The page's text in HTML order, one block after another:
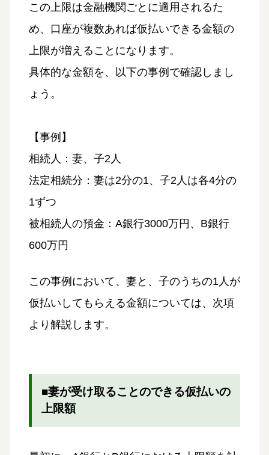
この上限は金融機関ごとに適用されるた
め、口座が複数あれば仮払いできる金額の
上限が増えることになります。
具体的な金額を、以下の事例で確認しまし
ょう。
【事例】
相続人：妻、子2人
法定相続分：妻は2分の1、子2人は各4分の
1ずつ
被相続人の預金：A銀行3000万円、B銀行
600万円
この事例において、妻と、子のうちの1人が
仮払いしてもらえる金額については、次項
より解説します。
■妻が受け取ることのできる仮払いの
上限額